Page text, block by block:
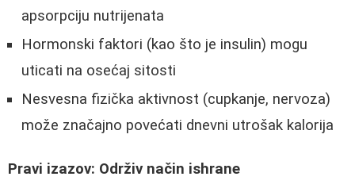
apsorpciju nutrijenata
Hormonski faktori (kao što je insulin) mogu
uticati na osećaj sitosti
Nesvesna fizička aktivnost (cupkanje, nervoza)
može značajno povećati dnevni utrošak kalorija
Pravi izazov: Održiv način ishrane